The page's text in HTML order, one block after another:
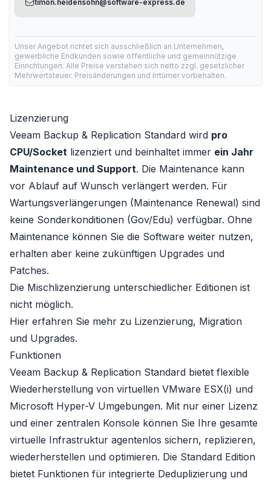
timon.heidensohn@software-express.de
Unser Angebot richtet sich ausschließlich an Unternehmen,
gewerbliche Endkunden sowie öffentliche und gemeinnützige
Einrichtungen. Alle Preise verstehen sich netto zzgl. gesetzlicher
Mehrwertsteuer. Preisänderungen und Irrtümer vorbehalten.
Lizenzierung
Veeam Backup & Replication Standard wird pro
CPU/Socket lizenziert und beinhaltet immer ein Jahr
Maintenance und Support. Die Maintenance kann
vor Ablauf auf Wunsch verlängert werden. Für
Wartungsverlängerungen (Maintenance Renewal) sind
keine Sonderkonditionen (Gov/Edu) verfügbar. Ohne
Maintenance können Sie die Software weiter nutzen,
erhalten aber keine zukünftigen Upgrades und
Patches.
Die Mischlizenzierung unterschiedlicher Editionen ist
nicht möglich.
Hier erfahren Sie mehr zu Lizenzierung, Migration
und Upgrades.
Funktionen
Veeam Backup & Replication Standard bietet flexible
Wiederherstellung von virtuellen VMware ESX(i) und
Microsoft Hyper-V Umgebungen. Mit nur einer Lizenz
und einer zentralen Konsole können Sie Ihre gesamte
virtuelle Infrastruktur agentenlos sichern, replizieren,
wiederherstellen und optimieren. Die Standard Edition
bietet Funktionen für integrierte Deduplizierung und